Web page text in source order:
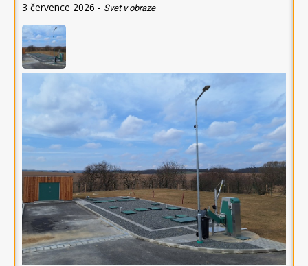
3 července 2026 - Svet v obraze